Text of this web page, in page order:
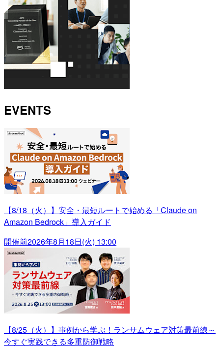
EVENTS
【8/18（火）】安全・最短ルートで始める「Claude on
Amazon Bedrock」導入ガイド
開催前2026年8月18日(火) 13:00
【8/25（火）】事例から学ぶ！ランサムウェア対策最前線～
今すぐ実践できる多重防御戦略